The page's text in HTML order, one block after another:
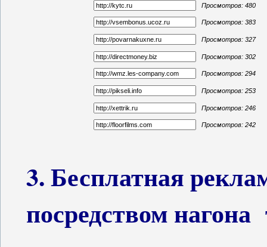
Просмотров: 480
Просмотров: 383
Просмотров: 327
Просмотров: 302
Просмотров: 294
Просмотров: 253
Просмотров: 246
Просмотров: 242
3. Бесплатная
посредством